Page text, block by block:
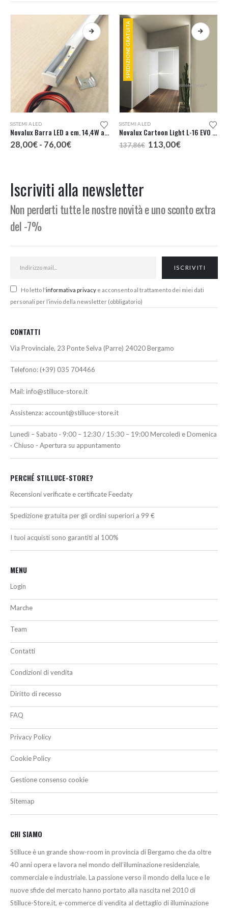
Questo prodotto ha più varianti. Le opzioni possono essere scelte nella pagina del prodotto
SISTEMI A LED
Novalux Barra LED a cm. 14,4W al mt. 3000K IP20 profilo H.16
28,00€ - 76,00€Fascia
a
76,00€
SPEDIZIONE GRATUITA
Questo prodotto ha più varianti. Le opzioni possono essere scelte nella pagina del prodotto
SISTEMI A LED
Novalux Cartoon Light L-16 EVO Edge Profilo Lineare Spigolo Interno
137,86€ Il
prezzo
113,00€Il
Iscriviti alla newsletter
Non perderti tutte le nostre novità e uno sconto extra
del -7%
Ho letto l'informativa privacy e acconsento al trattamento dei miei dati
personali per l’invio della newsletter (obbligatorio)
CONTATTI
Via Provinciale, 23 Ponte Selva (Parre) 24020 Bergamo
Telefono: (+39) 035 704466
Mail:info@stilluce-store.it
Assistenza: account@stilluce-store.it
Lunedì – Sabato · 9:00 – 12:30 / 15:30 – 19:00 Mercoledì e Domenica
· Chiuso - Apertura su appuntamento
PERCHÉ STILLUCE-STORE?
Recensioni verificate e certificate Feedaty
Spedizione gratuita per gli ordini superiori a 99 €
I tuoi acquisti sono garantiti al 100%
MENU
Login
Marche
Team
Contatti
Condizioni di vendita
Diritto di recesso
FAQ
Privacy Policy
Cookie Policy
Gestione consenso cookie
Sitemap
CHI SIAMO
Stilluce è un grande show-room in provincia di Bergamo che da oltre
40 anni opera e lavora nel mondo dell’illuminazione residenziale,
commerciale e industriale. La passione verso il mondo della luce e le
nuove sfide del mercato hanno portato alla nascita nel 2010 di
Stilluce-Store.it, e-commerce di vendita al dettaglio di illuminazione